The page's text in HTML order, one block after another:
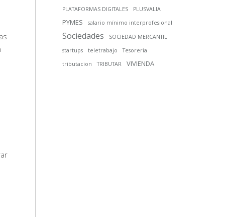
PLATAFORMAS DIGITALES
PLUSVALIA
PYMES salario mínimo interprofesional
Sociedades
SOCIEDAD MERCANTIL
startups
teletrabajo
Tesoreria
tributacion
TRIBUTAR VIVIENDA